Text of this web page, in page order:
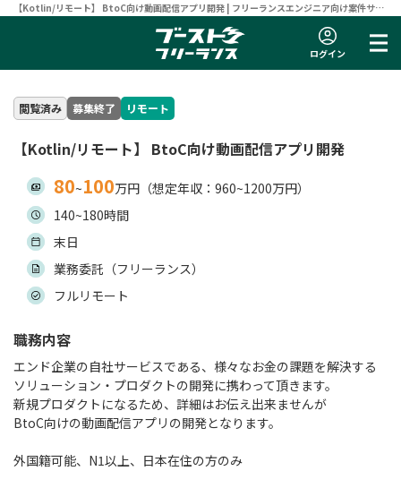
【Kotlin/リモート】 BtoC向け動画配信アプリ開発 | フリーランスエンジニア向け案件サイ
ログイン
閲覧済み 募集終了 リモート
【Kotlin/リモート】 BtoC向け動画配信アプリ開発
80~100万円（想定年収：960~1200万円）
140~180時間
末日
業務委託（フリーランス）
フルリモート
職務内容
エンド企業の自社サービスである、様々なお金の課題を解決する
ソリューション・プロダクトの開発に携わって頂きます。
新規プロダクトになるため、詳細はお伝え出来ませんが
BtoC向けの動画配信アプリの開発となります。
外国籍可能、N1以上、日本在住の方のみ